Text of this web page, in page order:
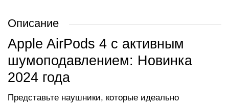
Описание
Apple AirPods 4 с активным
шумоподавлением: Новинка
2024 года
Представьте наушники, которые идеально